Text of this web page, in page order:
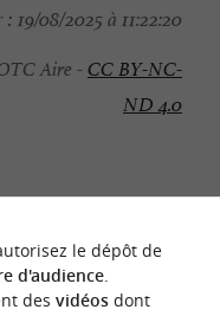
: 19/08/2025 à 11:22:20
Aire -CC BY-NC-
ND 4.0
POUR VOUS
le dépôt de
d'audience.
des vidéosdont